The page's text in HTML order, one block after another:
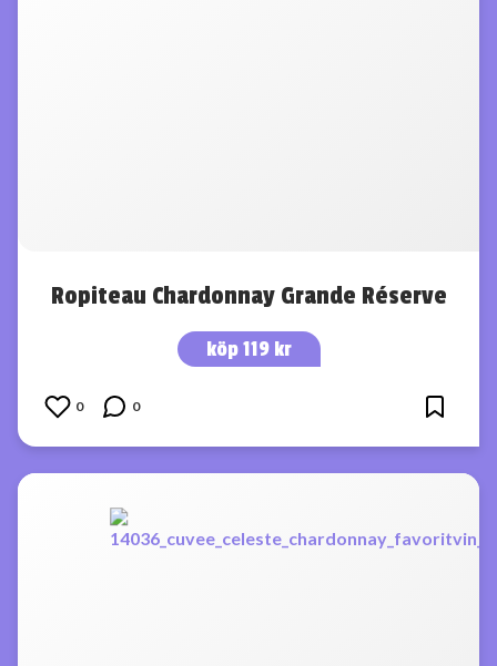
Ropiteau Chardonnay Grande Réserve
köp 119 kr
0 0